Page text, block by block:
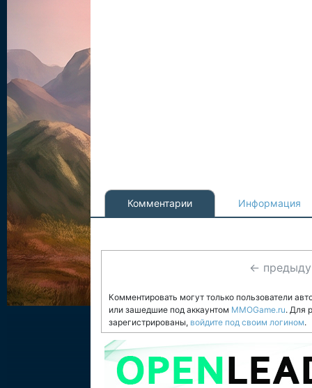
Комментарии Информация
←
Комментировать могут только пользователи
или зашедшие под аккаунтом MMOGame.ru. Для
зарегистрированы, войдите под своим логином.